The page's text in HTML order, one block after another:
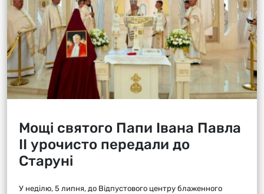
Мощі святого Папи Івана Павла
ІІ урочисто передали до
Старуні
У неділю, 5 липня, до Відпустового центру блаженного